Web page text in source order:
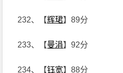
232、【辉珺】89分
233、【曼涓】92分
234、【钰宽】88分